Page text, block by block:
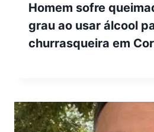
Homem sofre
grau ao usar álcool
churrasqueira em